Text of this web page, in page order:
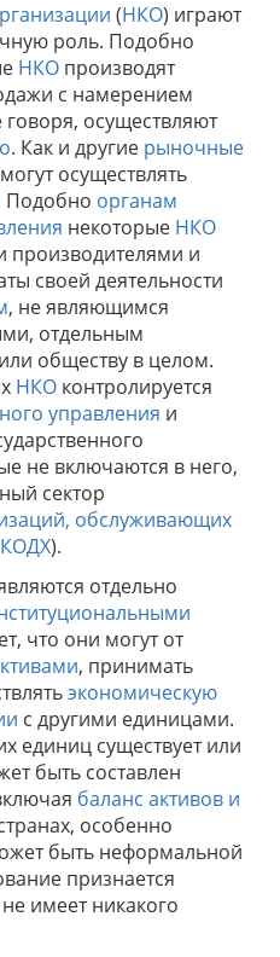
(НКО) играют
роль. Подобно
НКО производят
с намерением
осуществляют
. Как и другие рыночные
осуществлять
Подобно органам
некоторые НКО
и
своей деятельности
, не являющимся
отдельным
или обществу в целом.
НКО контролируется
управления и
не включаются в него,
сектор
обслуживающих
).
отдельно
что они могут от
, принимать
экономическую
с другими единицами.
единиц существует или
быть составлен
баланс активов и
особенно
быть неформальной
признается
имеет никакого